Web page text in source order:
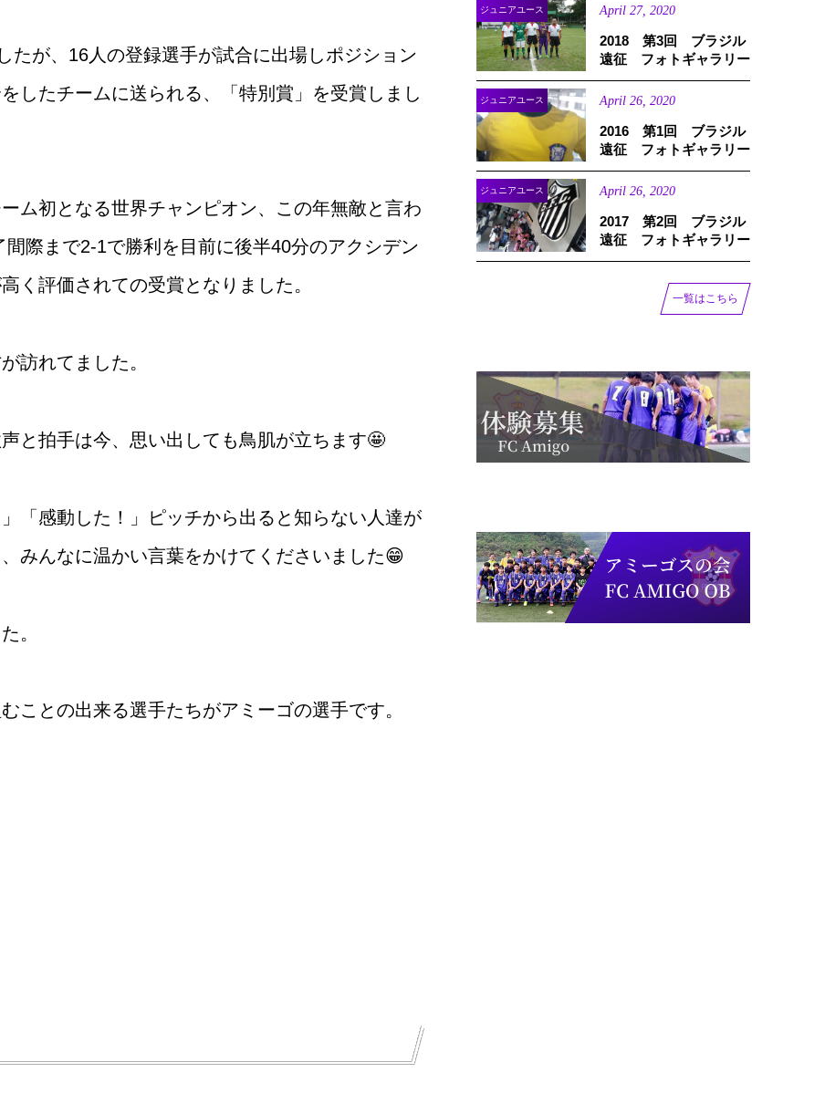
たが、16人の登録選手が試合に出場しポジション
したチームに送られる、「特別賞」を受賞しまし
ム初となる世界チャンピオン、この年無敵と言わ
際まで2-1で勝利を目前に後半40分のアクシデン
く評価されての受賞となりました。
訪れてました。
と拍手は今、思い出しても鳥肌が立ちます🤩
「感動した！」ピッチから出ると知らない人達が
みんなに温かい言葉をかけてくださいました😁
。
ことの出来る選手たちがアミーゴの選手です。
ジュニアユース April 27, 2020
2018 第3回 ブラジル
遠征 フォトギャラリー
ジュニアユース April 26 2020
2016 第1回 ブラジル
遠征 フォトギャラリー
ジュニアユース April 26 2020
2017 第2回 ブラジル
遠征 フォトギャラリー
一覧はこちら